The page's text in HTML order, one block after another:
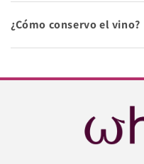
¿Cómo conservo el vino?